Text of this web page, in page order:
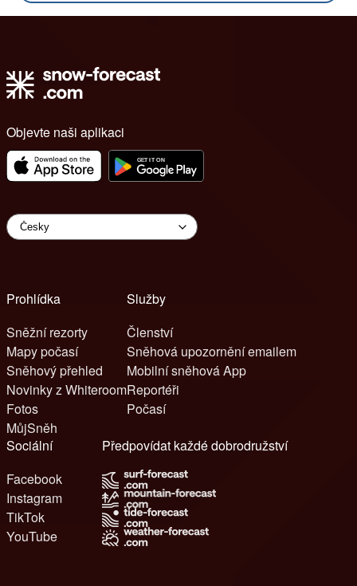
Objevte naši aplikaci
Prohlídka
Sněžní rezorty
Mapy počasí
Sněhový přehled
Novinky z Whiteroom
Fotos
MůjSněh
Služby
Členství
Sněhová upozornění emailem
Mobilní sněhová App
Reportéři
Počasí
Sociální
Facebook
Instagram
TikTok
YouTube
Předpovídat každé dobrodružství